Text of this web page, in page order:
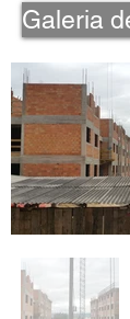
Galeria